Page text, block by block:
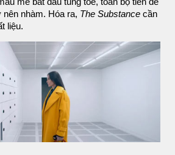
nhàm. Hóa ra, The Substance cần
liệu.